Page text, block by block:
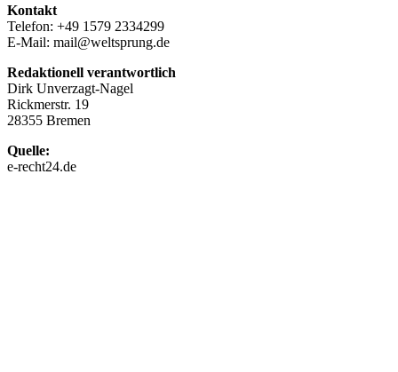
Kontakt
Telefon: +49 1579 2334299
E-Mail: mail@weltsprung.de
Redaktionell verantwortlich
Dirk Unverzagt-Nagel
Rickmerstr. 19
28355 Bremen
Quelle:
e-recht24.de